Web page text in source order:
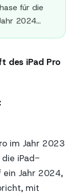
für die
2024...
des iPad Pro
im Jahr 2023
die iPad-
ein Jahr 2024,
mit